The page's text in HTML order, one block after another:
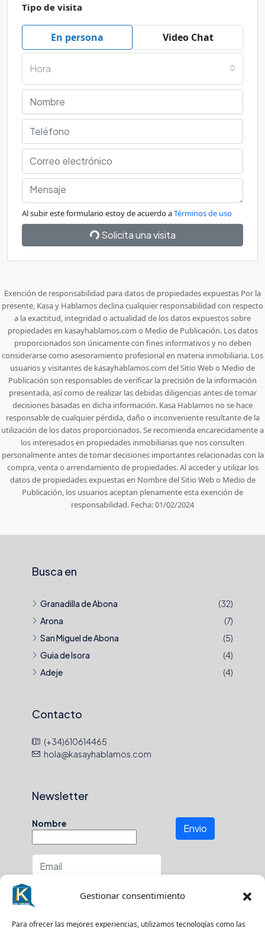
Gestionar consentimiento
Para ofrecer las mejores experiencias, utilizamos tecnologías como las
Tipo de visita
En persona Video Chat
Hora
Al subir este formulario estoy de acuerdo aTérminos de uso
Solicita una visita
Exención de responsabilidad para datos de propiedades expuestas Por la
presente, Kasa y Hablamos declina cualquier responsabilidad con respecto
a la exactitud, integridad o actualidad de los datos expuestos sobre
propiedades en kasayhablamos.com o Medio de Publicación. Los datos
proporcionados son únicamente con fines informativos y no deben
considerarse como asesoramiento profesional en materia inmobiliaria. Los
usuarios y visitantes de kasayhablamos.com del Sitio Web o Medio de
Publicación son responsables de verificar la precisión de la información
presentada, así como de realizar las debidas diligencias antes de tomar
decisiones basadas en dicha información. Kasa Hablamos no se hace
responsable de cualquier pérdida, daño o inconveniente resultante de la
utilización de los datos proporcionados. Se recomienda encarecidamente a
los interesados en propiedades inmobiliarias que nos consulten
personalmente antes de tomar decisiones importantes relacionadas con la
compra, venta o arrendamiento de propiedades. Al acceder y utilizar los
datos de propiedades expuestas en Nombre del Sitio Web o Medio de
Publicación, los usuarios aceptan plenamente esta exención de
responsabilidad. Fecha: 01/02/2024
Busca en
Granadilla de Abona
(32)
Arona
(7)
San Miguel de Abona
(5)
Guia de Isora
(4)
Adeje
(4)
Contacto
(+34)610614465
hola@kasayhablamos.com
Newsletter
Nombre
En que zona buscas?
Envio